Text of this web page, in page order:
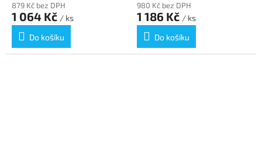
879 Kč bez DPH
1 064 Kč / ks
Do košíku
980 Kč bez DPH
1 186 Kč / ks
Do košíku